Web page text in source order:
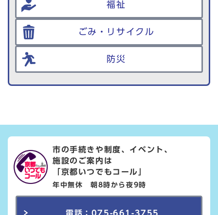
福祉
ごみ・リサイクル
防災
市の手続きや制度、イベント、
施設のご案内は
「京都いつでもコール」
年中無休 朝8時から夜9時
電話：075-661-3755